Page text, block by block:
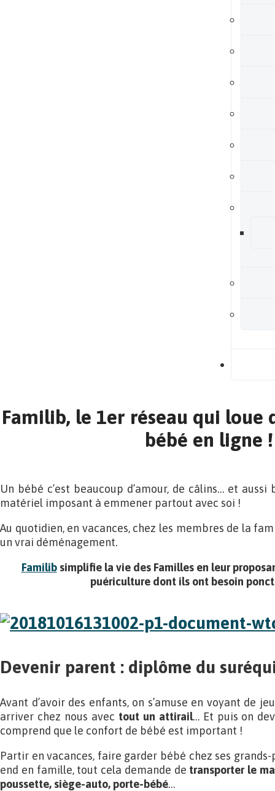
Familib, le 1er réseau qui
bébé en ligne !
Un bébé c’est beaucoup d’amour, de câlins… et
matériel imposant à emmener partout avec soi !
Au quotidien, en vacances, chez les membres de la
un vrai déménagement.
Familibsimplifie la vie des Familles en leur
puériculture dont ils ont besoin
Devenir parent : diplôme du
Avant d’avoir des enfants, on s’amuse en voyant de
arriver chez nous avec tout un attirail… Et puis on
comprend que le confort de bébé est important !
Partir en vacances, faire garder bébé chez ses
end en famille, tout cela demande de transporter le
poussette, siège-auto, porte-bébé…